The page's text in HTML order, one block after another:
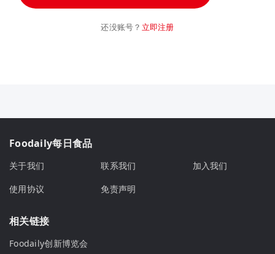
还没账号？ 立即注册
Foodaily每日食品
关于我们 联系我们
加入我们
使用协议
免责声明
相关链接
Foodaily创新博览会